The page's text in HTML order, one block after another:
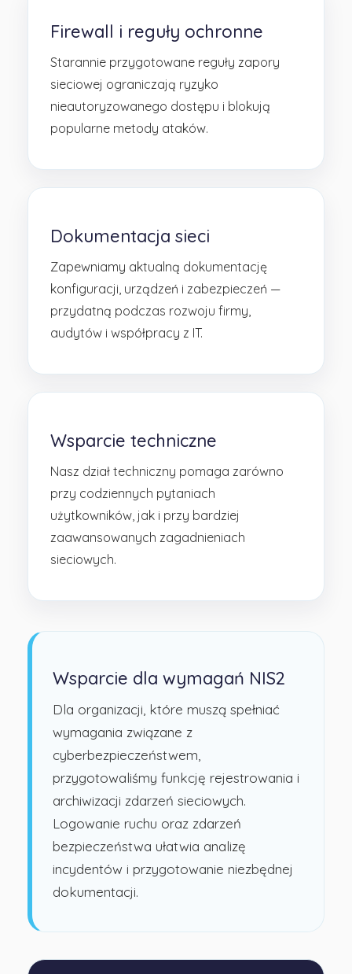
Firewall i reguły ochronne
Starannie przygotowane reguły zapory
sieciowej ograniczają ryzyko
nieautoryzowanego dostępu i blokują
popularne metody ataków.
Dokumentacja sieci
Zapewniamy aktualną dokumentację
konfiguracji, urządzeń i zabezpieczeń —
przydatną podczas rozwoju firmy,
audytów i współpracy z IT.
Wsparcie techniczne
Nasz dział techniczny pomaga zarówno
przy codziennych pytaniach
użytkowników, jak i przy bardziej
zaawansowanych zagadnieniach
sieciowych.
Wsparcie dla wymagań NIS2
Dla organizacji, które muszą spełniać
wymagania związane z
cyberbezpieczeństwem,
przygotowaliśmy funkcję rejestrowania i
archiwizacji zdarzeń sieciowych.
Logowanie ruchu oraz zdarzeń
bezpieczeństwa ułatwia analizę
incydentów i przygotowanie niezbędnej
dokumentacji.